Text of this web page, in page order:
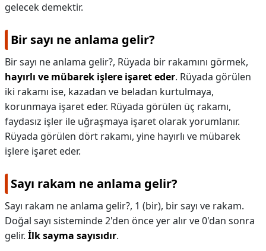
gelecek demektir.
Bir sayı ne anlama gelir?
Bir sayı ne anlama gelir?, Rüyada bir rakamını görmek,
hayırlı ve mübarek işlere işaret eder. Rüyada görülen
iki rakamı ise, kazadan ve beladan kurtulmaya,
korunmaya işaret eder. Rüyada görülen üç rakamı,
faydasız işler ile uğraşmaya işaret olarak yorumlanır.
Rüyada görülen dört rakamı, yine hayırlı ve mübarek
işlere işaret eder.
Sayı rakam ne anlama gelir?
Sayı rakam ne anlama gelir?, 1 (bir), bir sayı ve rakam.
Doğal sayı sisteminde 2'den önce yer alır ve 0'dan sonra
gelir. İlk sayma sayısıdır.